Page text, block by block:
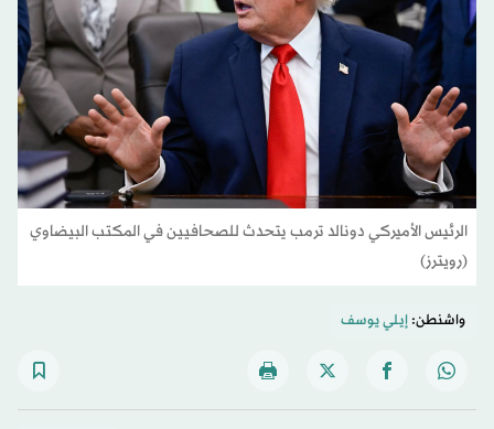
الرئيس الأميركي دونالد ترمب يتحدث للصحافيين في المكتب البيضاوي
(رويترز)
واشنطن:إيلي يوسف